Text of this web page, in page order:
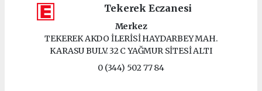
Tekerek Eczanesi
Merkez
TEKEREK AKDO İLERİSİ HAYDARBEY MAH.
KARASU BULV. 32 C YAĞMUR SİTESİ ALTI
0 (344) 502 77 84